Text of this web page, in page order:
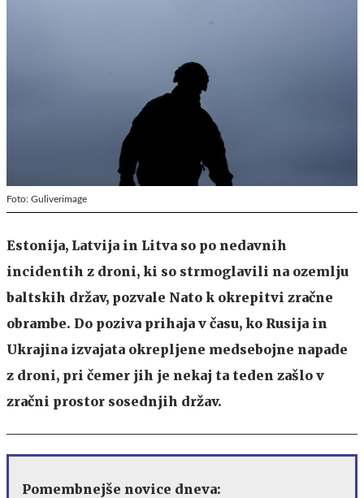
Foto: Guliverimage
Estonija, Latvija in Litva so po nedavnih
incidentih z droni, ki so strmoglavili na ozemlju
baltskih držav, pozvale Nato k okrepitvi zračne
obrambe. Do poziva prihaja v času, ko Rusija in
Ukrajina izvajata okrepljene medsebojne napade
z droni, pri čemer jih je nekaj ta teden zašlo v
zračni prostor sosednjih držav.
Pomembnejše novice dneva: